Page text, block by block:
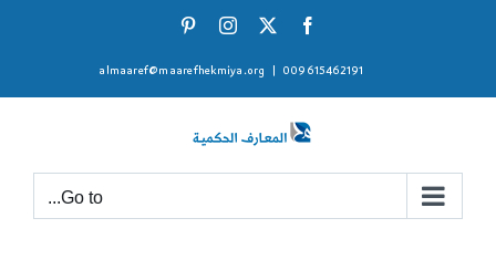
Facebook
X
Instagram
009615462191
almaaref@maarefhekmiya.org
Go to...